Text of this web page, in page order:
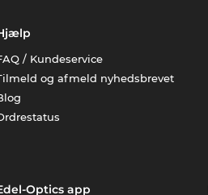
/ Kundeservice
og afmeld nyhedsbrevet
Optics app